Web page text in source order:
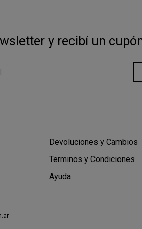
y recibí un
Devoluciones y Cambios
Terminos y Condiciones
Ayuda